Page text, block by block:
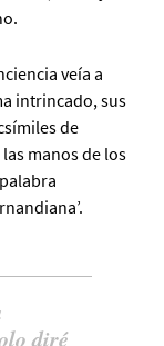
veía a
intrincado, sus
de
manos de los
diré